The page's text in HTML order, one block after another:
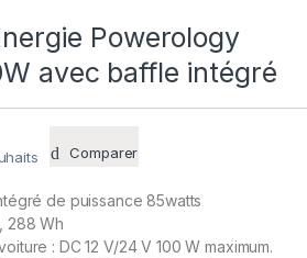
Powerology
avec baffle intégré
Comparer
de puissance 85watts
288 Wh
: DC 12 V/24 V 100 W maximum.